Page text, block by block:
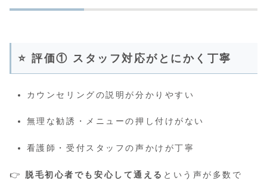
⭐ 評価① スタッフ対応がとにかく丁寧
カウンセリングの説明が分かりやすい
無理な勧誘・メニューの押し付けがない
看護師・受付スタッフの声かけが丁寧
👉 脱毛初心者でも安心して通える という声が多数で